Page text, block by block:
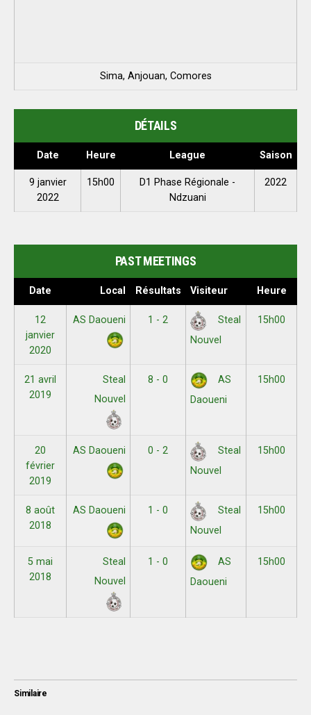
Sima, Anjouan, Comores
DÉTAILS
Date Heure League Saison
9 janvier
2022
15h00
D1 Phase Régionale -
Ndzuani
2022
PAST MEETINGS
Date Local Résultats Visiteur Heure
12
janvier
2020
AS Daoueni 1 - 2
Steal
Nouvel
15h00
21 avril
2019
Steal
Nouvel
8 - 0
AS
Daoueni
15h00
20
février
2019
AS Daoueni 0 - 2
Steal
Nouvel
15h00
8 août
2018
AS Daoueni 1 - 0
Steal
Nouvel
15h00
5 mai
2018
Steal
Nouvel
1 - 0
AS
Daoueni
15h00
Similaire